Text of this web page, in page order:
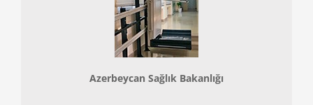
Azerbeycan Sağlık Bakanlığı